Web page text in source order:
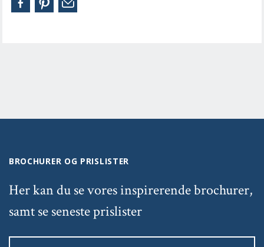
BROCHURER OG PRISLISTER
Her kan du se vores inspirerende brochurer,
samt se seneste prislister